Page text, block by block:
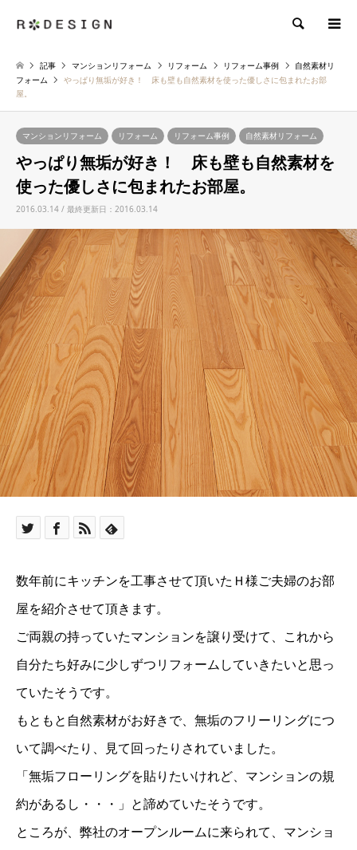
検索
記事 マンションリフォーム リフォーム リフォーム事例
自然素材リ
フォーム
やっぱり無垢が好き！ 床も壁も自然素材を使った優しさに包まれたお部
屋。
マンションリフォーム リフォーム リフォーム事例 自然素材リフォーム
やっぱり無垢が好き！ 床も壁も自然素材を
使った優しさに包まれたお部屋。
2016.03.14 / 最終更新日：2016.03.14
数年前にキッチンを工事させて頂いたＨ様ご夫婦のお部
屋を紹介させて頂きます。
ご両親の持っていたマンションを譲り受けて、これから
自分たち好みに少しずつリフォームしていきたいと思っ
ていたそうです。
もともと自然素材がお好きで、無垢のフリーリングにつ
いて調べたり、見て回ったりされていました。
「無垢フローリングを貼りたいけれど、マンションの規
約があるし・・・」と諦めていたそうです。
ところが、弊社のオープンルームに来られて、マンショ